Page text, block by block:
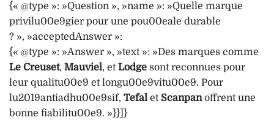
{« @type »: »Question », »name »: »Quelle marque
privilu00e9gier pour une pou00eale durable
? », »acceptedAnswer »:
{« @type »: »Answer », »text »: »Des marques comme
Le Creuset, Mauviel, etLodge sont reconnues pour
leur qualitu00e9 et longu00e9vitu00e9. Pour
lu2019antiadhu00e9sif, Tefalet Scanpanoffrent une
bonne fiabilitu00e9. »}}]}